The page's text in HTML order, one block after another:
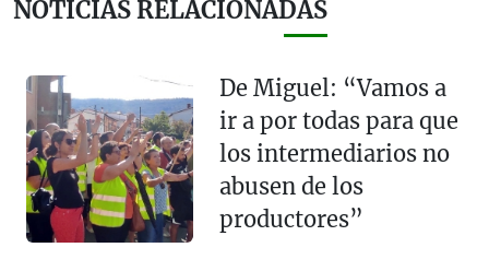
NOTICIAS RELACIONADAS
De Miguel: “Vamos a
ir a por todas para que
los intermediarios no
abusen de los
productores”